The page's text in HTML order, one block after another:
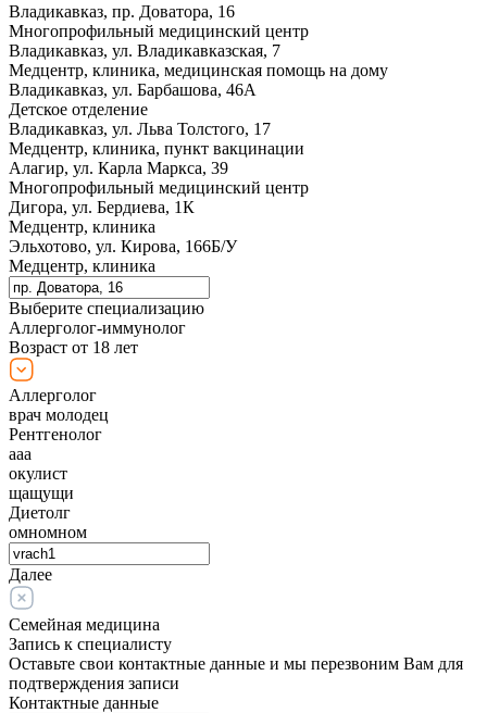
Владикавказ, пр. Доватора, 16
Многопрофильный медицинский центр
Владикавказ, ул. Владикавказская, 7
Медцентр, клиника, медицинская помощь на дому
Владикавказ, ул. Барбашова, 46А
Детское отделение
Владикавказ, ул. Льва Толстого, 17
Медцентр, клиника, пункт вакцинации
Алагир, ул. Карла Маркса, 39
Многопрофильный медицинский центр
Дигора, ул. Бердиева, 1К
Медцентр, клиника
Эльхотово, ул. Кирова, 166Б/У
Медцентр, клиника
Выберите специализацию
Аллерголог-иммунолог
Возраст от 18 лет
Аллерголог
врач молодец
Рентгенолог
ааа
окулист
щащущи
Диетолг
омномном
Далее
Семейная медицина
Запись к специалисту
Оставьте свои контактные данные и мы перезвоним Вам для
подтверждения записи
Контактные данные